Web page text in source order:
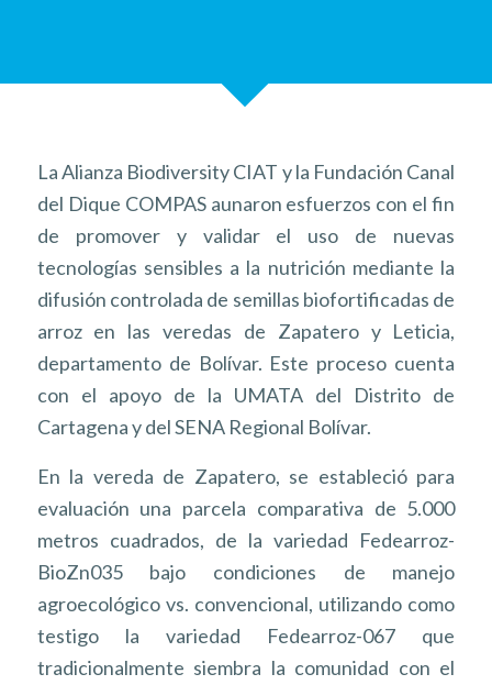
La Alianza Biodiversity CIAT y la Fundación Canal
del Dique COMPAS aunaron esfuerzos con el fin
de promover y validar el uso de nuevas
tecnologías sensibles a la nutrición mediante la
difusión controlada de semillas biofortificadas de
arroz en las veredas de Zapatero y Leticia,
departamento de Bolívar. Este proceso cuenta
con el apoyo de la UMATA del Distrito de
Cartagena y del SENA Regional Bolívar.
En la vereda de Zapatero, se estableció para
evaluación una parcela comparativa de 5.000
metros cuadrados, de la variedad Fedearroz-
BioZn035 bajo condiciones de manejo
agroecológico vs. convencional, utilizando como
testigo la variedad Fedearroz-067 que
tradicionalmente siembra la comunidad con el